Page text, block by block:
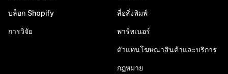
บล็อก Shopify
การวิจัย
สื่อสิ่งพิมพ์
พาร์ทเนอร์
ตัวแทนโฆษณาสินค้าและบริการ
กฎหมาย